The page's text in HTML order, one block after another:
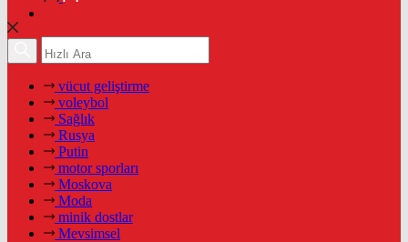
vücut geliştirme
voleybol
Sağlık
Rusya
Putin
motor sporları
Moskova
Moda
minik dostlar
Mevsimsel